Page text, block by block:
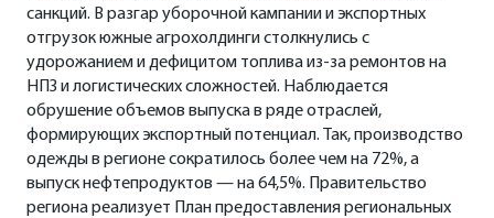
санкций. В разгар уборочной кампании и экспортных
отгрузок южные агрохолдинги столкнулись с
удорожанием и дефицитом топлива из-за ремонтов на
НПЗ и логистических сложностей. Наблюдается
обрушение объемов выпуска в ряде отраслей,
формирующих экспортный потенциал. Так, производство
одежды в регионе сократилось более чем на 72%, а
выпуск нефтепродуктов — на 64,5%. Правительство
региона реализует План предоставления региональных